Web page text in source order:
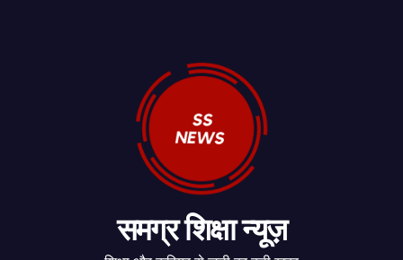
समग्र शिक्षा न्यूज़